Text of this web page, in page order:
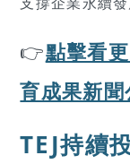
👉點擊看
育成果新聞
TEJ持續